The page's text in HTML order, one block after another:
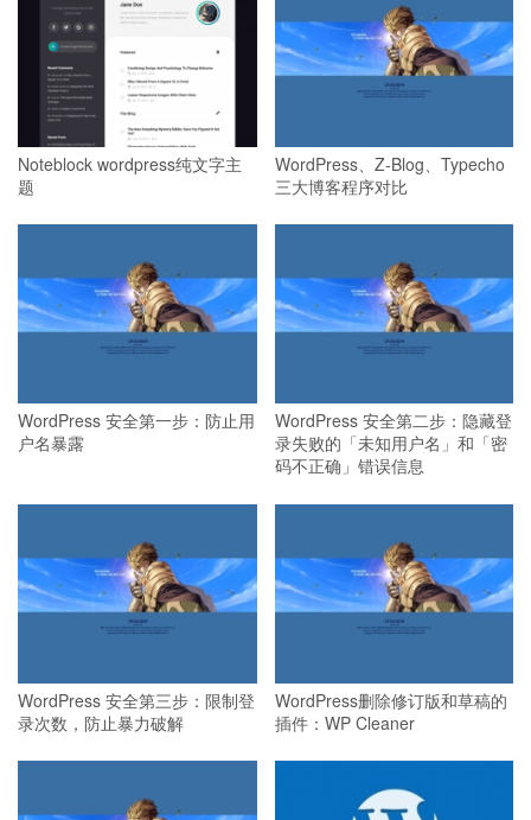
Noteblock wordpress纯文字主
题
WordPress、Z-Blog、Typecho
三大博客程序对比
WordPress 安全第一步：防止用
户名暴露
WordPress 安全第二步：隐藏登
录失败的「未知用户名」和「密
码不正确」错误信息
WordPress 安全第三步：限制登
录次数，防止暴力破解
WordPress删除修订版和草稿的
插件：WP Cleaner